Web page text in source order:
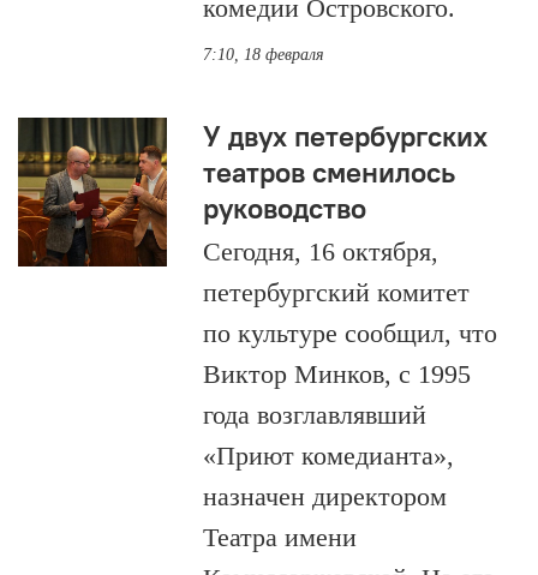
комедии Островского.
7:10, 18 февраля
У двух петербургских
театров сменилось
руководство
Сегодня, 16 октября,
петербургский комитет
по культуре сообщил, что
Виктор Минков, с 1995
года возглавлявший
«Приют комедианта»,
назначен директором
Театра имени